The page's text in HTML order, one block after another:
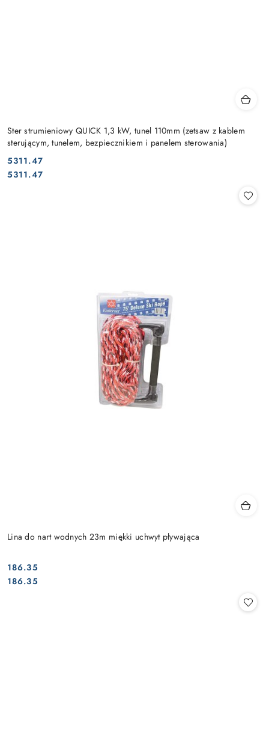
Ster strumieniowy QUICK 1,3 kW, tunel 110mm (zetsaw z kablem
sterującym, tunelem, bezpiecznikiem i panelem sterowania)
Cena:
5311.47
Cena:
5311.47
Lina do nart wodnych 23m miękki uchwyt pływająca
Cena:
186.35
Cena:
186.35